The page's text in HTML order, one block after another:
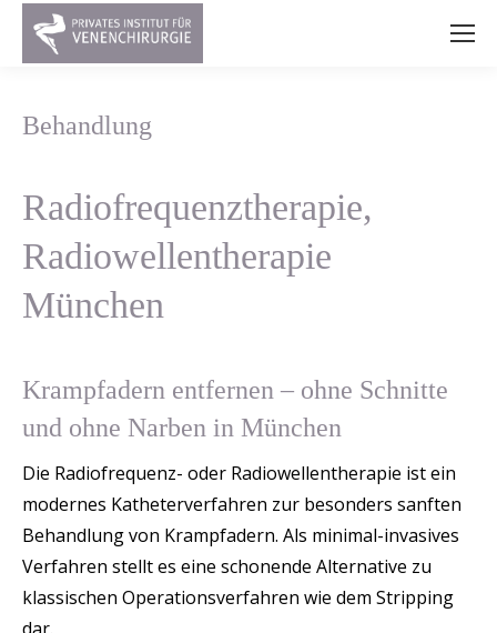
Behandlung
Radiofrequenztherapie,
Radiowellentherapie
München
Krampfadern entfernen – ohne Schnitte
und ohne Narben in München
Die Radiofrequenz- oder Radiowellentherapie ist ein
modernes Katheterverfahren zur besonders sanften
Behandlung von Krampfadern. Als minimal-invasives
Verfahren stellt es eine schonende Alternative zu
klassischen Operationsverfahren wie dem Stripping